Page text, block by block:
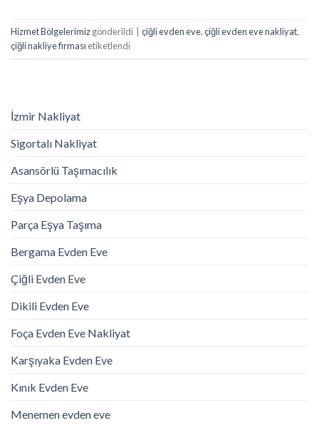
Hizmet Bölgelerimizgönderildi çiğli evden eve,çiğli evden eve nakliyat,
çiğli nakliye firması etiketlendi
İzmir Nakliyat
Sigortalı Nakliyat
Asansörlü Taşımacılık
Eşya Depolama
Parça Eşya Taşıma
Bergama Evden Eve
Çiğli Evden Eve
Dikili Evden Eve
Foça Evden Eve Nakliyat
Karşıyaka Evden Eve
Kınık Evden Eve
Menemen evden eve